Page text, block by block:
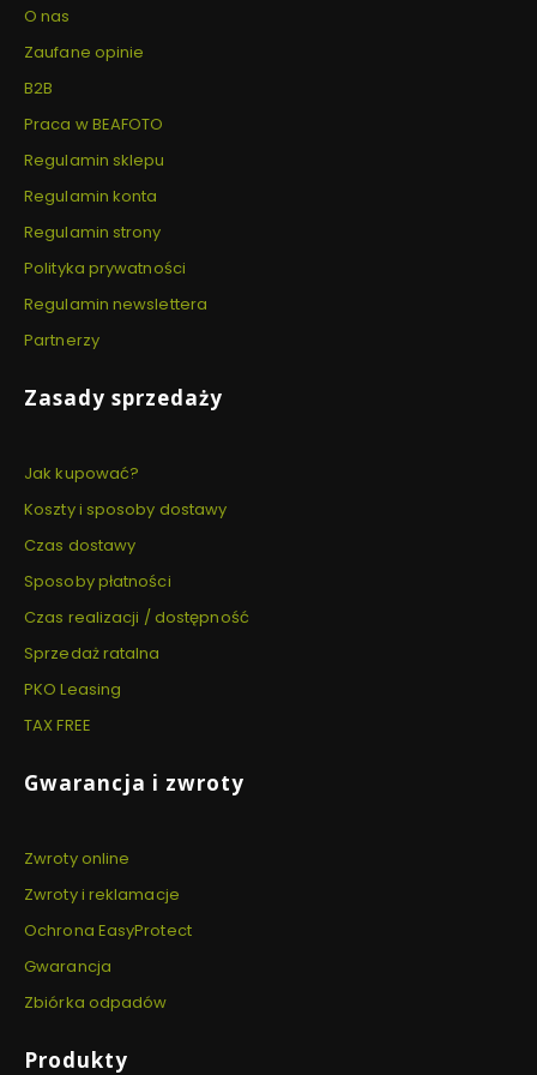
O nas
Zaufane opinie
B2B
Praca w BEAFOTO
Regulamin sklepu
Regulamin konta
Regulamin strony
Polityka prywatności
Regulamin newslettera
Partnerzy
Zasady sprzedaży
Jak kupować?
Koszty i sposoby dostawy
Czas dostawy
Sposoby płatności
Czas realizacji / dostępność
Sprzedaż ratalna
PKO Leasing
TAX FREE
Gwarancja i zwroty
Zwroty online
Zwroty i reklamacje
Ochrona EasyProtect
Gwarancja
Zbiórka odpadów
Produkty